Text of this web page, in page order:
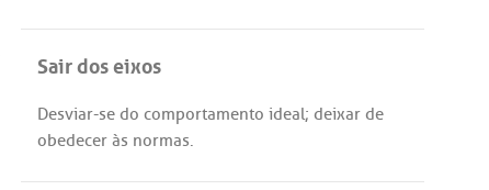
Sair dos eixos
Desviar-se do comportamento ideal; deixar de
obedecer às normas.